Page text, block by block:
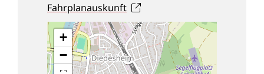
Fahrplanauskunft
+
−